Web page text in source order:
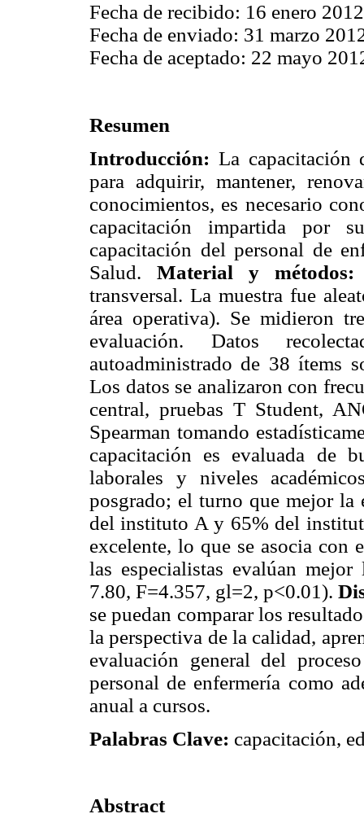
Fecha de recibido: 16 enero 2012
Fecha de enviado: 31 marzo
Fecha de aceptado: 22 mayo
Resumen
Introducción: La capacitación
para adquirir, mantener,
conocimientos, es necesario
capacitación impartida por
capacitación del personal de
Salud. Material y métodos:
transversal. La muestra fue
área operativa). Se midieron
evaluación. Datos
autoadministrado de 38 ítems
Los datos se analizaron con
central, pruebas T Student,
Spearman tomando
capacitación es evaluada de
laborales y niveles
posgrado; el turno que mejor
del instituto A y 65% del
excelente, lo que se asocia
las especialistas evalúan
7.80, F=4.357, gl=2, p<0.01).
se puedan comparar los
la perspectiva de la calidad,
evaluación general del
personal de enfermería como
anual a cursos.
Palabras Clave: capacitación,
Abstract